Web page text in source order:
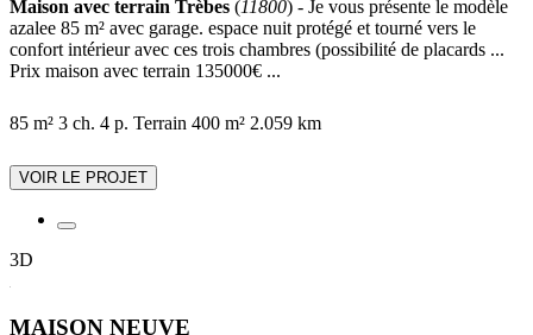
Maison avec terrain Trèbes (11800) - Je vous présente le modèle
azalee 85 m² avec garage. espace nuit protégé et tourné vers le
confort intérieur avec ces trois chambres (possibilité de placards ...
Prix maison avec terrain 135000€ ...
85 m² 3 ch. 4 p. Terrain 400 m² 2.059 km
VOIR LE PROJET
3D
MAISON NEUVE